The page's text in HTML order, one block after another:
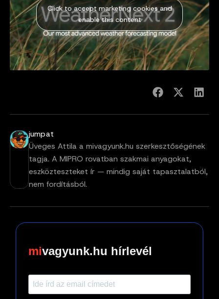
Click to accept marketing cookies and
enable this content
jumpat
Üveges Attila a mivagyunk.hu szerkesztőségének
tagja. A MIPRO rovatban szakmai anyagokat,
eszközteszteket ír — mindig saját tapasztalatból,
nem fordításból.
vagyunk.hu hírlevél